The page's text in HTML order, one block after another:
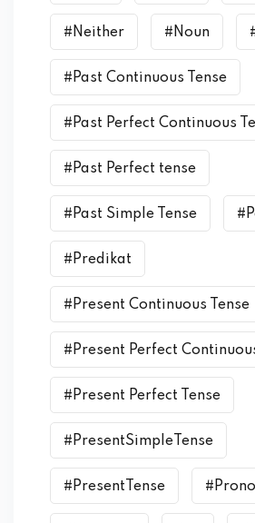
#Neither #Noun
#Past Continuous Tense
#Past Perfect Continuous
#Past Perfect tense
#Past Simple Tense
#Predikat
#Present Continuous Tense
#Present Perfect
#Present Perfect Tense
#PresentSimpleTense
#PresentTense